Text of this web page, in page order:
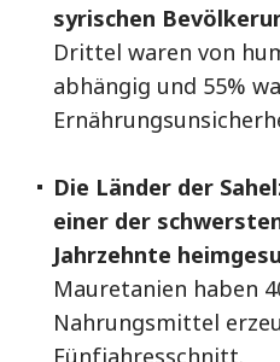
syrischen
Drittel waren von
abhängig und 55%
Die Länder der
einer der
Jahrzehnte
Mauretanien haben
Nahrungsmittel
Fünfjahresschnitt.